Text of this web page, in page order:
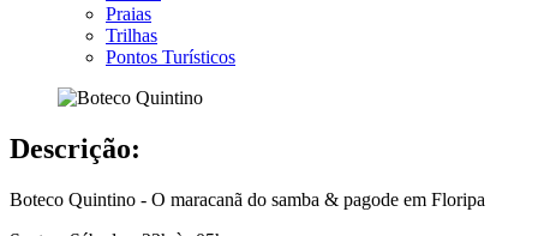
Praias
Trilhas
Pontos Turísticos
Descrição:
Boteco Quintino - O maracanã do samba & pagode em Floripa